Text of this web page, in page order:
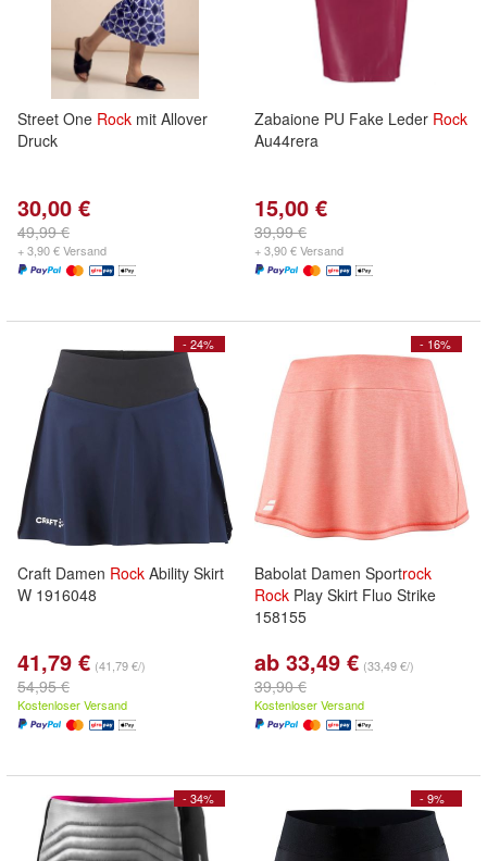
Street One Rock mit Allover
Druck
30,00 €
49,99 €
+ 3,90 € Versand
Zabaione PU Fake Leder Rock
Au44rera
15,00 €
39,99 €
+ 3,90 € Versand
- 24%
Craft Damen Rock Ability Skirt
W 1916048
41,79 € (41,79 €/)
54,95 €
Kostenloser Versand
- 16%
Babolat Damen Sportrock
Rock Play Skirt Fluo Strike
158155
ab 33,49 € (33,49 €/)
39,90 €
Kostenloser Versand
- 34% - 9%